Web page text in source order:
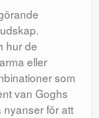
hur de
eller
som
van Goghs
nyanser för att